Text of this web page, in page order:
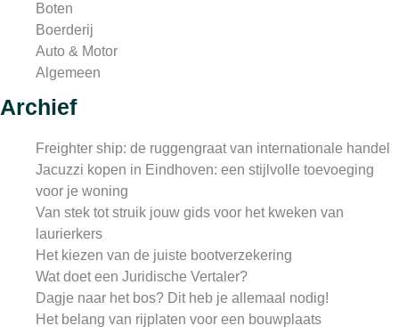
Boten
Boerderij
Auto & Motor
Algemeen
Archief
Freighter ship: de ruggengraat van internationale handel
Jacuzzi kopen in Eindhoven: een stijlvolle toevoeging
voor je woning
Van stek tot struik jouw gids voor het kweken van
laurierkers
Het kiezen van de juiste bootverzekering
Wat doet een Juridische Vertaler?
Dagje naar het bos? Dit heb je allemaal nodig!
Het belang van rijplaten voor een bouwplaats